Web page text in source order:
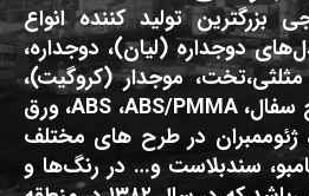
تولید کننده انواع
دوجداره (لیان)، دوجداره،
موجدار (کروگیت)،
اکریلیک، کریستال، طرح سفال، ABS ،ABS/PMMA، ورق
ژئوممبران در طرح های مختلف
سندبلاست و… در رنگ‌ها و